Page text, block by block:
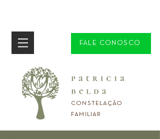
FALE CONOSCO
CONSTELAÇÃO
FAMILIAR